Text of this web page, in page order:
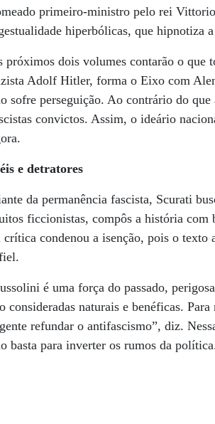
primeiro-ministro pelo rei
hiperbólicas, que hipnotiza a
próximos dois volumes contarão o
Adolf Hitler, forma o Eixo com
sofre perseguição. Ao contrário do
convictos. Assim, o ideário
e detratores
da permanência fascista, Scurati
ficcionistas, compôs a história com
crítica condenou a isenção, pois o texto
é uma força do passado,
consideradas naturais e benéficas.
refundar o antifascismo”, diz.
basta para inverter os rumos da